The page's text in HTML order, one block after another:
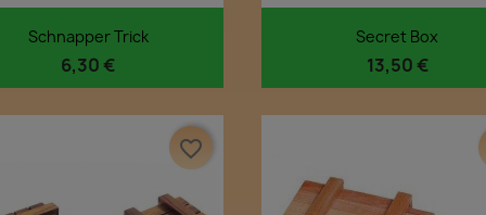
Vorschau
Schnapper Trick
6,30 €
Vorschau
Secret Box
13,50 €
favorite_border